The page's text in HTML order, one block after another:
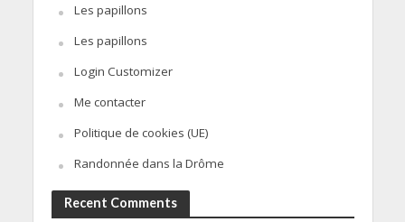
Les papillons
Les papillons
Login Customizer
Me contacter
Politique de cookies (UE)
Randonnée dans la Drôme
Recent Comments